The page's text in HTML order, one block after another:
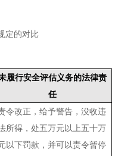
定的对比
履行安全评估义务的法律责
任
令改正，给予警告，没收违
所得，处五万元以上五十万
以下罚款，并可以责令暂停